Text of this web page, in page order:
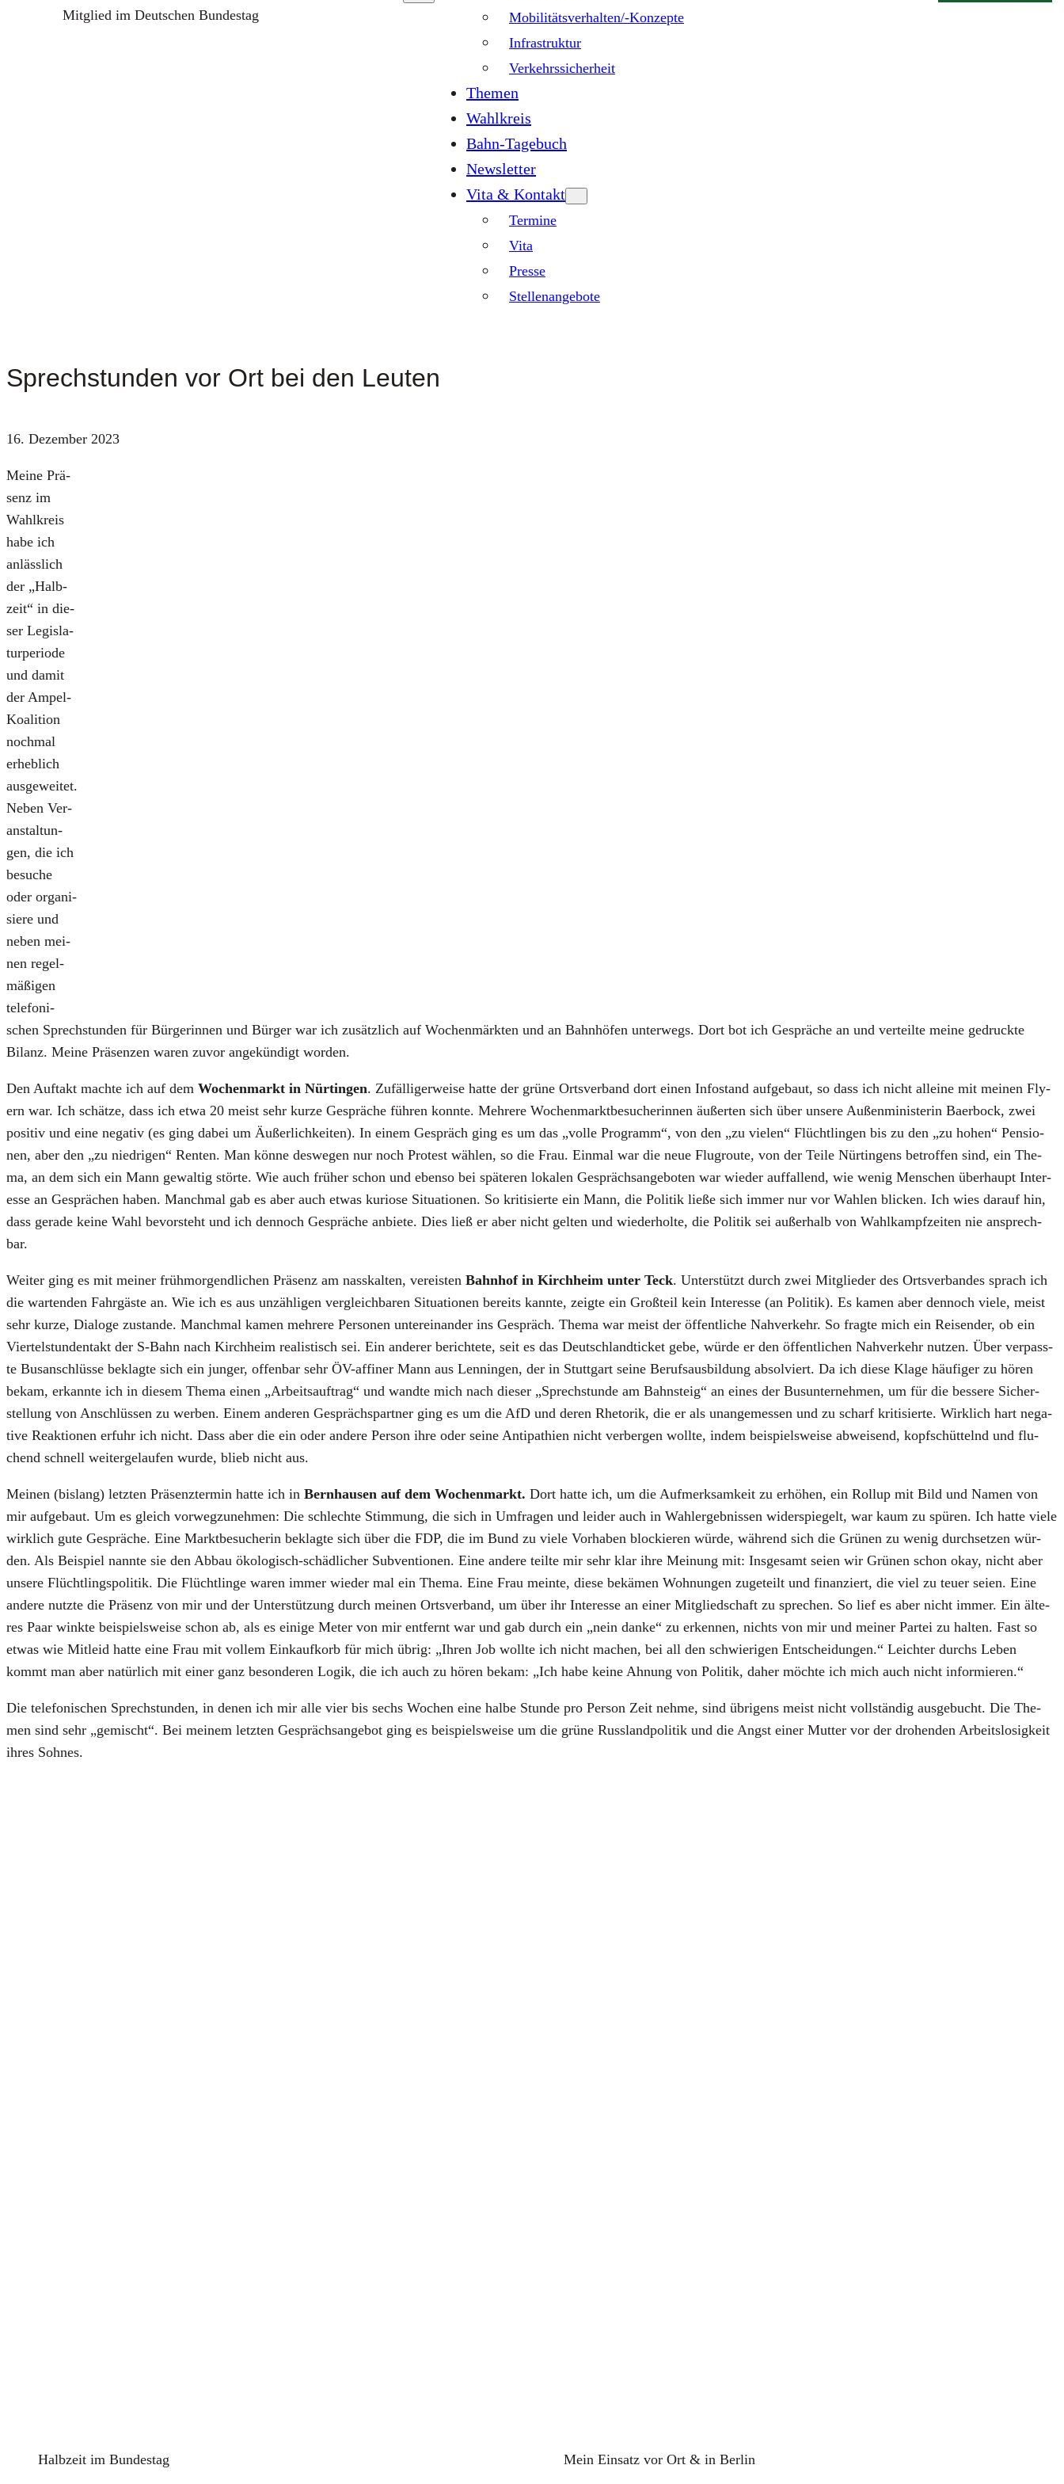
Mitglied im Deutschen Bundestag
Mobilitätsverhalten/-Konzepte
Infrastruktur
Verkehrssicherheit
Themen
Wahlkreis
Bahn-Tagebuch
Newsletter
Vita & Kontakt
Termine
Vita
Presse
Stellenangebote
Sprechstunden vor Ort bei den Leuten
16. Dezember 2023
Mei­ne Prä­
senz im
Wahl­kreis
habe ich
anläss­lich
der „Halb­
zeit“ in die­
ser Legis­la­
tur­pe­ri­ode
und damit
der Ampel-
Koali­ti­on
noch­mal
erheb­lich
aus­ge­wei­tet.
Neben Ver­
an­stal­tun­
gen, die ich
besu­che
oder orga­ni­
sie­re und
neben mei­
nen regel­
mä­ßi­gen
tele­fo­ni­
schen Sprech­stun­den für Bür­ge­rin­nen und Bür­ger war ich zusätz­lich auf Wochen­märk­ten und an Bahn­hö­fen unter­wegs. Dort bot ich Gesprä­che an und ver­teil­te mei­ne gedruck­te
Bilanz. Mei­ne Prä­sen­zen waren zuvor ange­kün­digt wor­den.
Den Auf­takt mach­te ich auf dem Wochen­markt in Nür­tin­gen. Zufäl­li­ger­wei­se hat­te der grü­ne Orts­ver­band dort einen Info­stand auf­ge­baut, so dass ich nicht allei­ne mit mei­nen Fly­
ern war. Ich schät­ze, dass ich etwa 20 meist sehr kur­ze Gesprä­che füh­ren konn­te. Meh­re­re Wochen­markt­be­su­che­rin­nen äußer­ten sich über unse­re Außen­mi­nis­te­rin Baer­bock, zwei
posi­tiv und eine nega­tiv (es ging dabei um Äußer­lich­kei­ten). In einem Gespräch ging es um das „vol­le Pro­gramm“, von den „zu vie­len“ Flücht­lin­gen bis zu den „zu hohen“ Pen­sio­
nen, aber den „zu nied­ri­gen“ Ren­ten. Man kön­ne des­we­gen nur noch Pro­test wäh­len, so die Frau. Ein­mal war die neue Flug­rou­te, von der Tei­le Nür­tin­gens betrof­fen sind, ein The­
ma, an dem sich ein Mann gewal­tig stör­te. Wie auch frü­her schon und eben­so bei spä­te­ren loka­len Gesprächs­an­ge­bo­ten war wie­der auf­fal­lend, wie wenig Men­schen über­haupt Inter­
es­se an Gesprä­chen haben. Manch­mal gab es aber auch etwas kurio­se Situa­tio­nen. So kri­ti­sier­te ein Mann, die Poli­tik lie­ße sich immer nur vor Wah­len bli­cken. Ich wies dar­auf hin,
dass gera­de kei­ne Wahl bevor­steht und ich den­noch Gesprä­che anbie­te. Dies ließ er aber nicht gel­ten und wie­der­hol­te, die Poli­tik sei außer­halb von Wahl­kampf­zei­ten nie ansprech­
bar.
Wei­ter ging es mit mei­ner früh­mor­gend­li­chen Prä­senz am nass­kal­ten, ver­eis­ten Bahn­hof in Kirch­heim unter Teck. Unter­stützt durch zwei Mit­glie­der des Orts­ver­ban­des sprach ich
die war­ten­den Fahr­gäs­te an. Wie ich es aus unzäh­li­gen ver­gleich­ba­ren Situa­tio­nen bereits kann­te, zeig­te ein Groß­teil kein Inter­es­se (an Poli­tik). Es kamen aber den­noch vie­le, meist
sehr kur­ze, Dia­lo­ge zustan­de. Manch­mal kamen meh­re­re Per­so­nen unter­ein­an­der ins Gespräch. The­ma war meist der öffent­li­che Nah­ver­kehr. So frag­te mich ein Rei­sen­der, ob ein
Vier­tel­stun­den­takt der S‑Bahn nach Kirch­heim rea­lis­tisch sei. Ein ande­rer berich­te­te, seit es das Deutsch­land­ti­cket gebe, wür­de er den öffent­li­chen Nah­ver­kehr nut­zen. Über ver­pass­
te Bus­an­schlüs­se beklag­te sich ein jun­ger, offen­bar sehr ÖV-affi­ner Mann aus Len­nin­gen, der in Stutt­gart sei­ne Berufs­aus­bil­dung absol­viert. Da ich die­se Kla­ge häu­fi­ger zu hören
bekam, erkann­te ich in die­sem The­ma einen „Arbeits­auf­trag“ und wand­te mich nach die­ser „Sprech­stun­de am Bahn­steig“ an eines der Bus­un­ter­neh­men, um für die bes­se­re Sicher­
stel­lung von Anschlüs­sen zu wer­ben. Einem ande­ren Gesprächs­part­ner ging es um die AfD und deren Rhe­to­rik, die er als unan­ge­mes­sen und zu scharf kri­ti­sier­te. Wirk­lich hart nega­
ti­ve Reak­tio­nen erfuhr ich nicht. Dass aber die ein oder ande­re Per­son ihre oder sei­ne Anti­pa­thien nicht ver­ber­gen woll­te, indem bei­spiels­wei­se abwei­send, kopf­schüt­telnd und flu­
chend schnell wei­ter­ge­lau­fen wur­de, blieb nicht aus.
Mei­nen (bis­lang) letz­ten Prä­senz­ter­min hat­te ich in Bern­hau­sen auf dem Wochen­markt. Dort hat­te ich, um die Auf­merk­sam­keit zu erhö­hen, ein Rol­lup mit Bild und Namen von
mir auf­ge­baut. Um es gleich vor­weg­zu­neh­men: Die schlech­te Stim­mung, die sich in Umfra­gen und lei­der auch in Wahl­er­geb­nis­sen wider­spie­gelt, war kaum zu spü­ren. Ich hat­te vie­le
wirk­lich gute Gesprä­che. Eine Markt­be­su­che­rin beklag­te sich über die FDP, die im Bund zu vie­le Vor­ha­ben blo­ckie­ren wür­de, wäh­rend sich die Grü­nen zu wenig durch­set­zen wür­
den. Als Bei­spiel nann­te sie den Abbau öko­lo­gisch-schäd­li­cher Sub­ven­tio­nen. Eine ande­re teil­te mir sehr klar ihre Mei­nung mit: Ins­ge­samt sei­en wir Grü­nen schon okay, nicht aber
unse­re Flücht­lings­po­li­tik. Die Flücht­lin­ge waren immer wie­der mal ein The­ma. Eine Frau mein­te, die­se bekä­men Woh­nun­gen zuge­teilt und finan­ziert, die viel zu teu­er sei­en. Eine
ande­re nutz­te die Prä­senz von mir und der Unter­stüt­zung durch mei­nen Orts­ver­band, um über ihr Inter­es­se an einer Mit­glied­schaft zu spre­chen. So lief es aber nicht immer. Ein älte­
res Paar wink­te bei­spiels­wei­se schon ab, als es eini­ge Meter von mir ent­fernt war und gab durch ein „nein dan­ke“ zu erken­nen, nichts von mir und mei­ner Par­tei zu hal­ten. Fast so
etwas wie Mit­leid hat­te eine Frau mit vol­lem Ein­kauf­korb für mich übrig: „Ihren Job woll­te ich nicht machen, bei all den schwie­ri­gen Ent­schei­dun­gen.“ Leich­ter durchs Leben
kommt man aber natür­lich mit einer ganz beson­de­ren Logik, die ich auch zu hören bekam: „Ich habe kei­ne Ahnung von Poli­tik, daher möch­te ich mich auch nicht infor­mie­ren.“
Die tele­fo­ni­schen Sprech­stun­den, in denen ich mir alle vier bis sechs Wochen eine hal­be Stun­de pro Per­son Zeit neh­me, sind übri­gens meist nicht voll­stän­dig aus­ge­bucht. Die The­
men sind sehr „gemischt“. Bei mei­nem letz­ten Gesprächs­an­ge­bot ging es bei­spiels­wei­se um die grü­ne Russ­land­po­li­tik und die Angst einer Mut­ter vor der dro­hen­den Arbeits­lo­sig­keit
ihres Soh­nes.
Halb­zeit im Bun­des­tag Mein Ein­satz vor Ort & in Ber­lin